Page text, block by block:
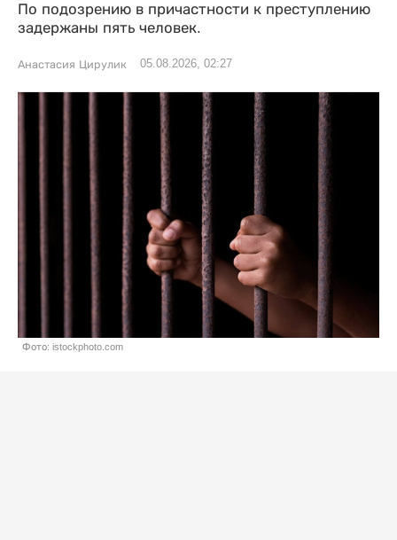
По подозрению в причастности к преступлению
задержаны пять человек.
Анастасия Цирулик 05.08.2026, 02:27
Фото: istockphoto.com